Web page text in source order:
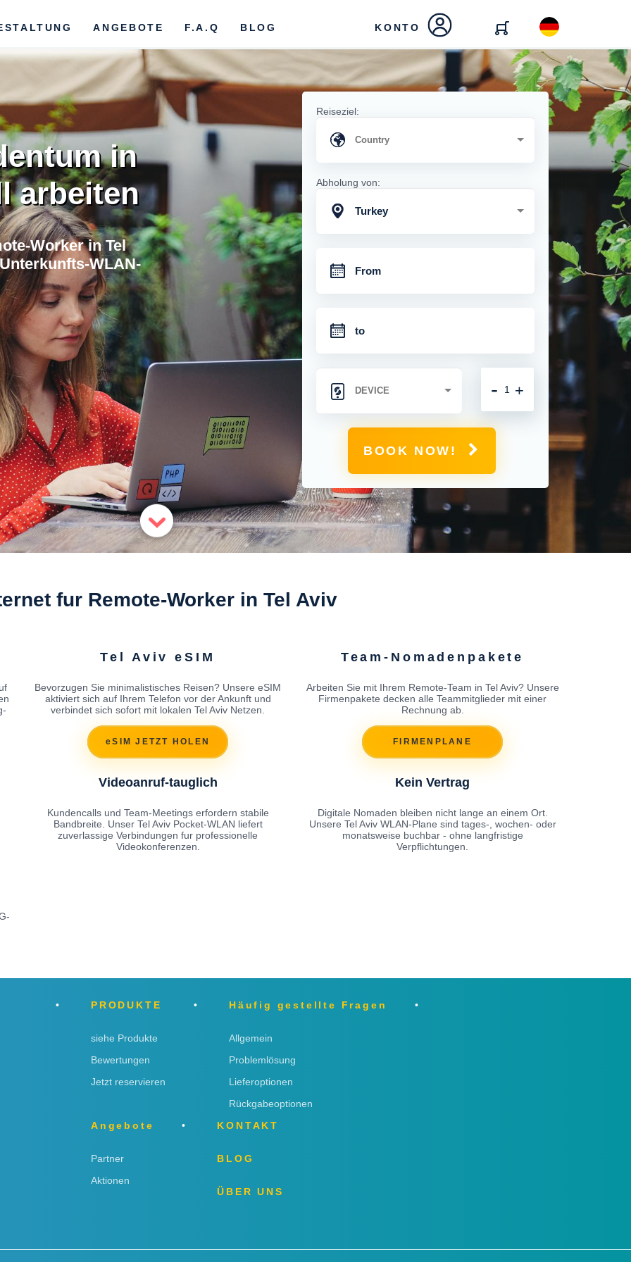
ANGEBOTE F.A.Q BLOG KONTO
in
arbeiten
Worker in Tel
WLAN-
Reiseziel:
Abholung von:
Turkey
+
-
BOOK NOW!
fur Remote-Worker in Tel Aviv
Tel Aviv eSIM
Bevorzugen Sie minimalistisches Reisen? Unsere eSIM
aktiviert sich auf Ihrem Telefon vor der Ankunft und
verbindet sich sofort mit lokalen Tel Aviv Netzen.
eSIM JETZT HOLEN
Team-Nomadenpakete
Arbeiten Sie mit Ihrem Remote-Team in Tel Aviv? Unsere
Firmenpakete decken alle Teammitglieder mit einer
Rechnung ab.
FIRMENPLANE
Videoanruf-tauglich
Kundencalls und Team-Meetings erfordern stabile
Bandbreite. Unser Tel Aviv Pocket-WLAN liefert
zuverlassige Verbindungen fur professionelle
Videokonferenzen.
Kein Vertrag
Digitale Nomaden bleiben nicht lange an einem Ort.
Unsere Tel Aviv WLAN-Plane sind tages-, wochen- oder
monatsweise buchbar - ohne langfristige
Verpflichtungen.
PRODUKTE
siehe Produkte
Bewertungen
Jetzt reservieren
Häufig gestellte Fragen
Allgemein
Problemlösung
Lieferoptionen
Rückgabeoptionen
Angebote
Partner
Aktionen
KONTAKT
BLOG
ÜBER UNS